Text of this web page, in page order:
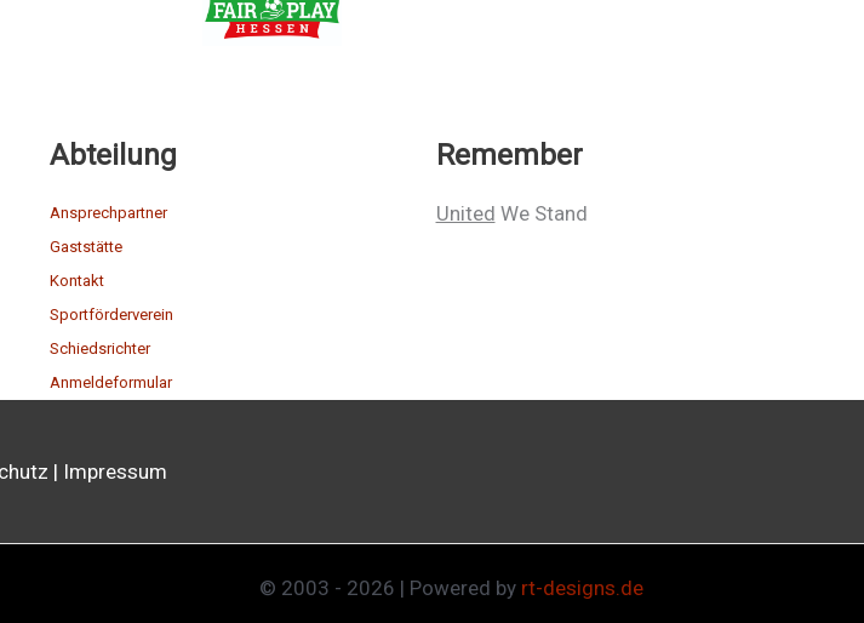
Abteilung
Ansprechpartner
Gaststätte
Kontakt
Sportförderverein
Schiedsrichter
Anmeldeformular
Remember
United We Stand
| Impressum
© 2003 - 2026 | Powered by rt-designs.de